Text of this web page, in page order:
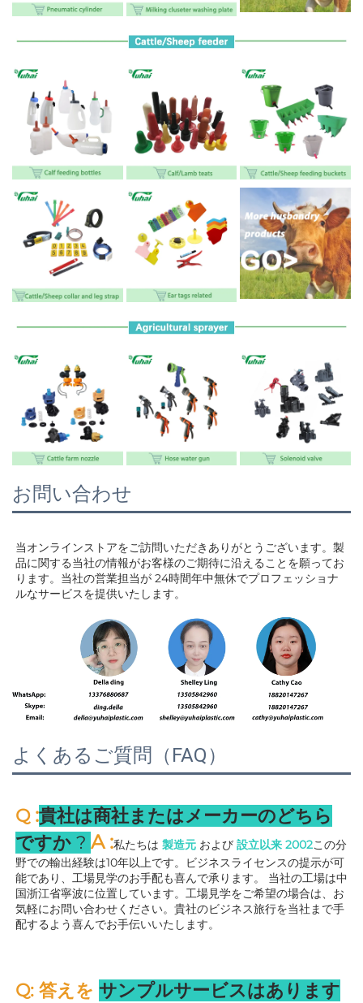
お問い合わせ
当オンラインストアをご訪問いただきありがとうございます。製
品に関する当社の情報がお客様のご期待に沿えることを願ってお
ります。当社の営業担当が 24時間年中無休でプロフェッショナ
ルなサービスを提供いたします。
よくあるご質問（FAQ）
Q :貴社は商社またはメーカーのどちら
ですか ? A :私たちは 製造元 および 設立以来 2002この分
野での輸出経験は10年以上です。ビジネスライセンスの提示が可
能であり、工場見学のお手配も喜んで承ります。 当社の工場は中
国浙江省寧波に位置しています。工場見学をご希望の場合は、お
気軽にお問い合わせください。貴社のビジネス旅行を当社まで手
配するよう喜んでお手伝いいたします。
Q: 答えを サンプルサービスはあります